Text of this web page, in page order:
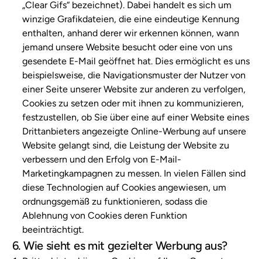
„Clear Gifs“ bezeichnet). Dabei handelt es sich um
winzige Grafikdateien, die eine eindeutige Kennung
enthalten, anhand derer wir erkennen können, wann
jemand unsere Website besucht oder eine von uns
gesendete E-Mail geöffnet hat. Dies ermöglicht es uns
beispielsweise, die Navigationsmuster der Nutzer von
einer Seite unserer Website zur anderen zu verfolgen,
Cookies zu setzen oder mit ihnen zu kommunizieren,
festzustellen, ob Sie über eine auf einer Website eines
Drittanbieters angezeigte Online-Werbung auf unsere
Website gelangt sind, die Leistung der Website zu
verbessern und den Erfolg von E-Mail-
Marketingkampagnen zu messen. In vielen Fällen sind
diese Technologien auf Cookies angewiesen, um
ordnungsgemäß zu funktionieren, sodass die
Ablehnung von Cookies deren Funktion
beeinträchtigt.
6. Wie sieht es mit gezielter Werbung aus?